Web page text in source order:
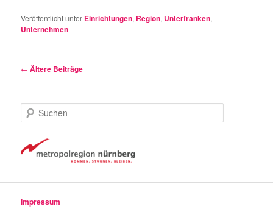
Veröffentlicht unter Einrichtungen, Region, Unterfranken,
Unternehmen
Beitragsnavigation
← Ältere Beiträge
u
e
Impressum